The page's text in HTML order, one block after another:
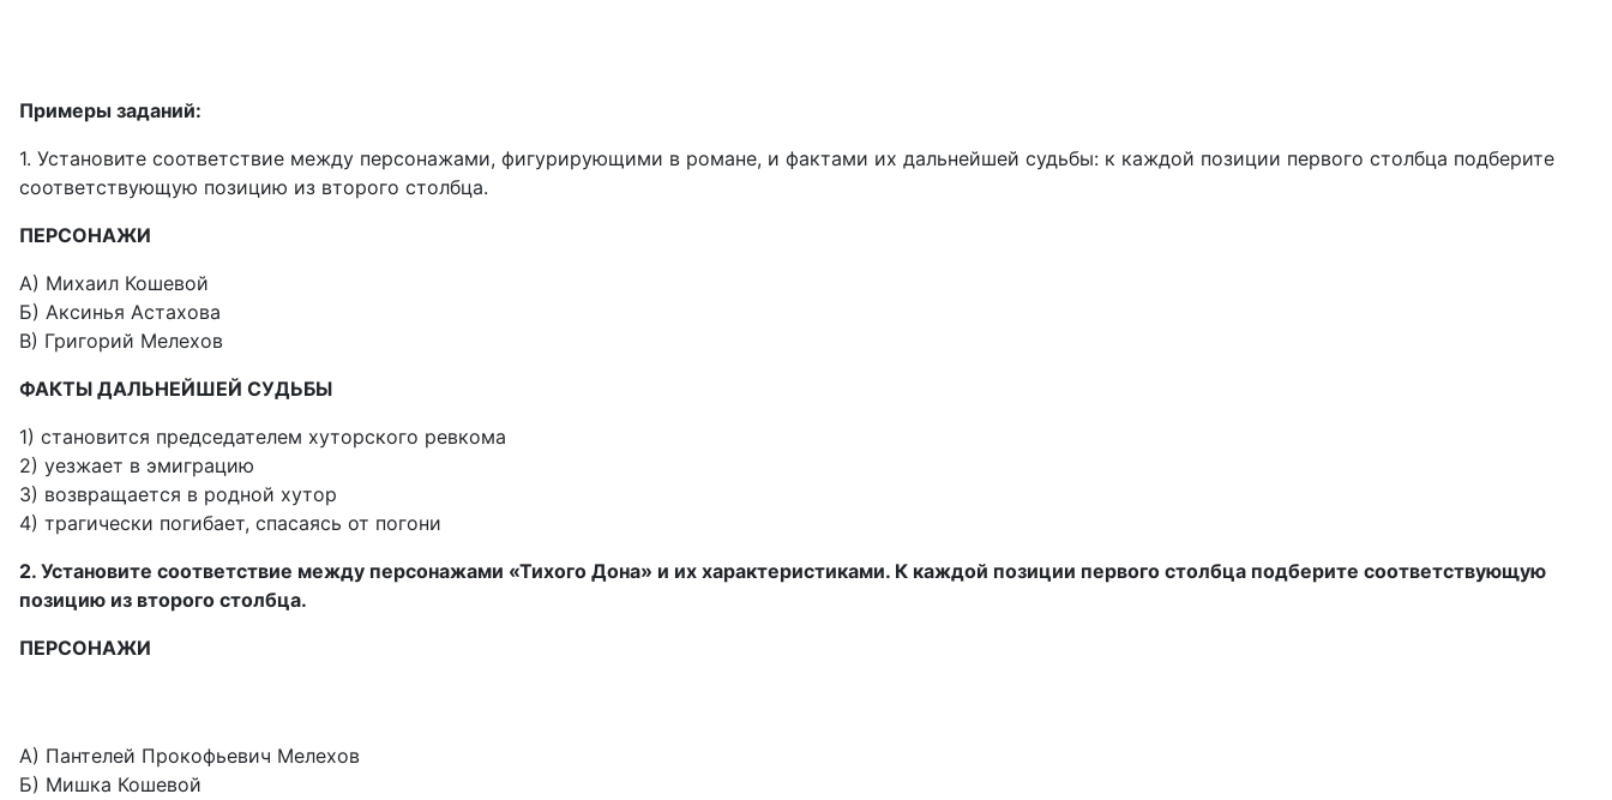
Примеры заданий:
1. Установите соответствие между персонажами, фигурирующими в романе, и фактами их дальнейшей судьбы: к каждой позиции первого столбца подберите
соответствующую позицию из второго столбца.
ПЕРСОНАЖИ
А) Михаил Кошевой
Б) Аксинья Астахова
В) Григорий Мелехов
ФАКТЫ ДАЛЬНЕЙШЕЙ СУДЬБЫ
1) становится председателем хуторского ревкома
2) уезжает в эмиграцию
3) возвращается в родной хутор
4) трагически погибает, спасаясь от погони
2. Установите соответствие между персонажами «Тихого Дона» и их характеристиками. К каждой позиции первого столбца подберите соответствующую
позицию из второго столбца.
ПЕРСОНАЖИ
А) Пантелей Прокофьевич Мелехов
Б) Мишка Кошевой